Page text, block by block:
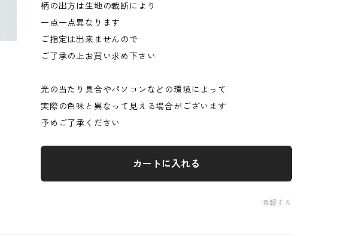
柄の出方は生地の裁断により
一点一点異なります
ご指定は出来ませんので
ご了承の上お買い求め下さい
光の当たり具合やパソコンなどの環境によって
実際の色味と異なって見える場合がございます
予めご了承ください
カートに入れる
通報する